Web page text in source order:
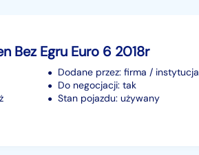
Bez Egru Euro 6 2018r
Dodane przez: firma / instytucja
Do negocjacji: tak
Stan pojazdu: używany